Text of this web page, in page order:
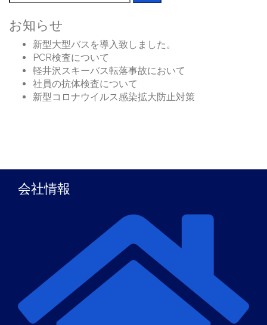
索:
お知らせ
新型大型バスを導入致しました。
PCR検査について
軽井沢スキーバス転落事故において
社員の抗体検査について
新型コロナウイルス感染拡大防止対策
会社情報